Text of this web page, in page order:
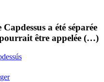
a été séparée
pourrait être appelée (…)